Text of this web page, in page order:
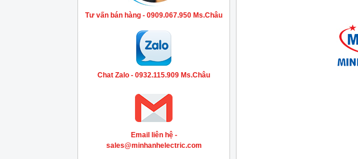
Tư vấn bán hàng - 0909.067.950 Ms.Châu
Chat Zalo - 0932.115.909 Ms.Châu
Email liên hệ -
sales@minhanhelectric.com